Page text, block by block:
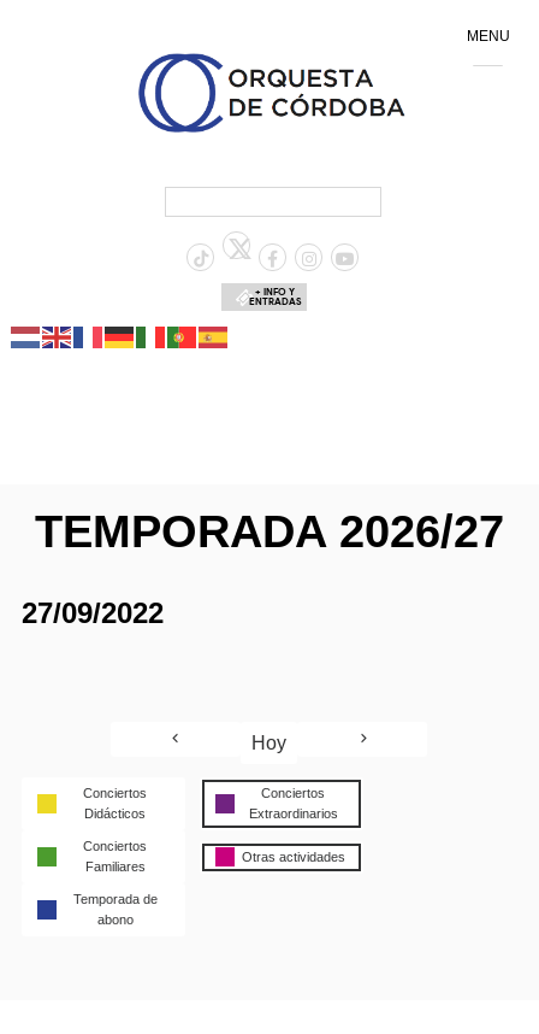
+ INFO Y
ENTRADAS
TEMPORADA 2026/27
27/09/2022
Hoy
Conciertos
Didácticos
Conciertos
Extraordinarios
Conciertos
Familiares
Otras actividades
Temporada de
abono
MENU